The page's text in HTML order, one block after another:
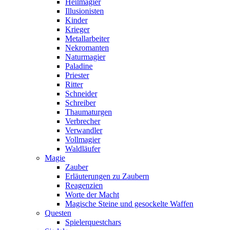
Heilmagier
Illusionisten
Kinder
Krieger
Metallarbeiter
Nekromanten
Naturmagier
Paladine
Priester
Ritter
Schneider
Schreiber
Thaumaturgen
Verbrecher
Verwandler
Vollmagier
Waldläufer
Magie
Zauber
Erläuterungen zu Zaubern
Reagenzien
Worte der Macht
Magische Steine und gesockelte Waffen
Questen
Spielerquestchars